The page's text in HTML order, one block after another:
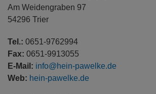
Am Weidengraben 97
54296 Trier
Tel.: 0651-9762994
Fax: 0651-9913055
E-Mail: info@hein-pawelke.de
Web: hein-pawelke.de